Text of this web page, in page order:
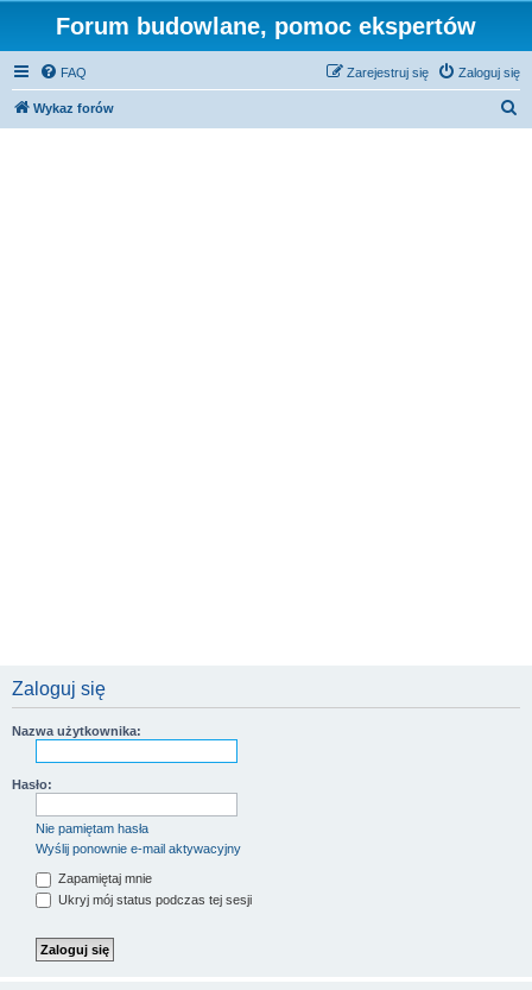
Forum budowlane, pomoc ekspertów
FAQ Zaloguj się
Zarejestruj się
Wykaz forów
Zaloguj się
Nazwa użytkownika:
Hasło:
Nie pamiętam hasła
Wyślij ponownie e-mail aktywacyjny
Zapamiętaj mnie
Ukryj mój status podczas tej sesji